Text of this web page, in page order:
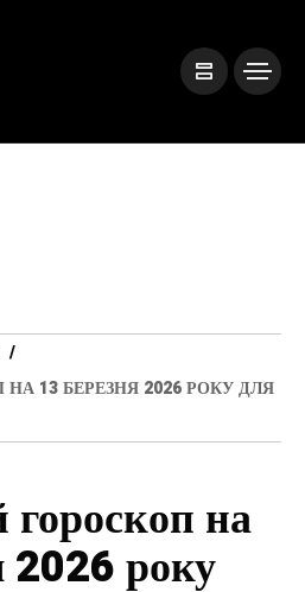
13 БЕРЕЗНЯ 2026 РОКУ ДЛЯ
на
2026 року